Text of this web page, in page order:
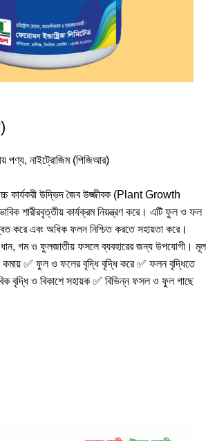
পণ্য, নাইট্রোজিম (পিজিআর)
কার্যকরী উদ্ভিদ জৈব উজ্জীবক (Plant Growth
শারীরবৃত্তীয় কার্যক্রম নিয়ন্ত্রণ করে। এটি ফুল ও ফল
করে এবং অধিক ফলন নিশ্চিত করতে সহায়তা করে।
গম ও ফুলজাতীয় ফসলে ব্যবহারের জন্য উপযোগী। মূল
✅ ফুল ও ফলের বৃদ্ধি বৃদ্ধি করে ✅ ফলন বৃদ্ধিতে
বৃদ্ধি ও বিকাশে সহায়ক ✅ বিভিন্ন ফসল ও ফুল গাছে